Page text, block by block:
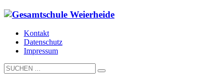
Kontakt
Datenschutz
Impressum